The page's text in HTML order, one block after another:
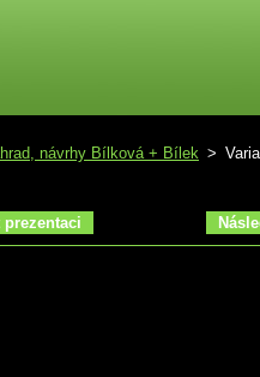
návrhy Bílková + Bílek >